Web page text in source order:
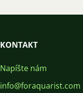
KONTAKT
Napíšte nám
info@foraquarist.com